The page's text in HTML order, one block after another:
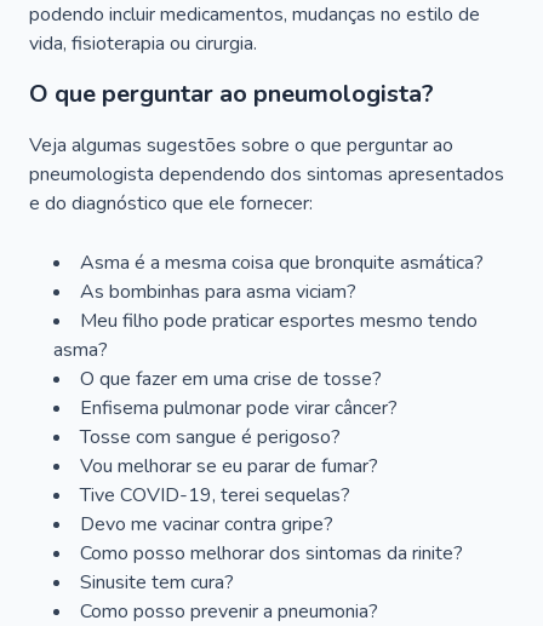
podendo incluir medicamentos, mudanças no estilo de
vida, fisioterapia ou cirurgia.
O que perguntar ao pneumologista?
Veja algumas sugestões sobre o que perguntar ao
pneumologista dependendo dos sintomas apresentados
e do diagnóstico que ele fornecer:
Asma é a mesma coisa que bronquite asmática?
As bombinhas para asma viciam?
Meu filho pode praticar esportes mesmo tendo
asma?
O que fazer em uma crise de tosse?
Enfisema pulmonar pode virar câncer?
Tosse com sangue é perigoso?
Vou melhorar se eu parar de fumar?
Tive COVID-19, terei sequelas?
Devo me vacinar contra gripe?
Como posso melhorar dos sintomas da rinite?
Sinusite tem cura?
Como posso prevenir a pneumonia?